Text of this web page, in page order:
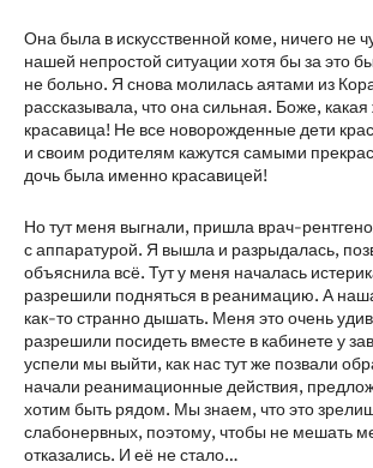
Она была в искусственной коме, ничего не
нашей непростой ситуации хотя бы за это
не больно. Я снова молилась аятами из
рассказывала, что она сильная. Боже,
красавица! Не все новорожденные дети
и своим родителям кажутся самыми
дочь была именно красавицей!
Но тут меня выгнали, пришла врач-
с аппаратурой. Я вышла и разрыдалась,
объяснила всё. Тут у меня началась
разрешили подняться в реанимацию. А
как-то странно дышать. Меня это очень
разрешили посидеть вместе в кабинете у
успели мы выйти, как нас тут же позвали
начали реанимационные действия,
хотим быть рядом. Мы знаем, что это
слабонервных, поэтому, чтобы не мешать
отказались. И её не стало…